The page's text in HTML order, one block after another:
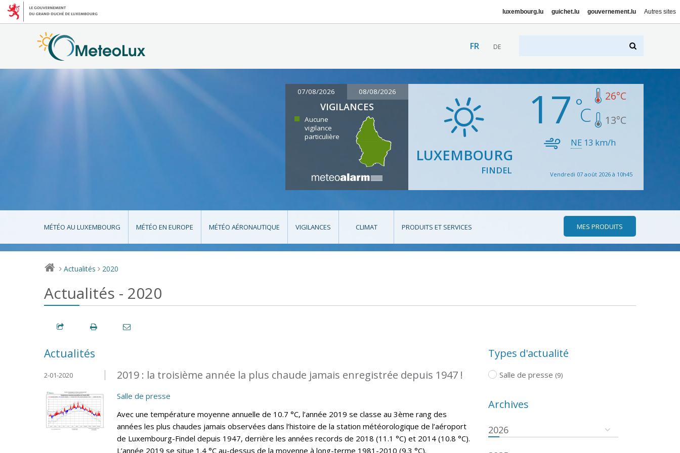
luxembourg.lu guichet.lu gouvernement.lu Autres sites
FR DE
07/08/2026 08/08/2026
VIGILANCES
Aucune
vigilance
particulière
LUXEMBOURG
FINDEL
17 26°C
13°C
NE 13 km/h
Vendredi 07 août 2026 à 10h45
MÉTÉO AU LUXEMBOURG MÉTÉO EN EUROPE MÉTÉO AÉRONAUTIQUE VIGILANCES CLIMAT PRODUITS ET SERVICES MES PRODUITS
> Actualités > 2020
Actualités - 2020
Actualités
2019 : la troisième année la plus chaude jamais enregistrée depuis 1947 !
2-01-2020
Salle de presse
Avec une température moyenne annuelle de 10.7 °C, l’année 2019 se classe au 3ème rang des
années les plus chaudes jamais observées dans l’histoire de la station météorologique de l’aéroport
de Luxembourg-Findel depuis 1947, derrière les années records de 2018 (11.1 °C) et 2014 (10.8 °C).
L’année 2019 se situe 1.4 °C au-dessus de la moyenne à long-terme 1981-2010 (9.3 °C).
Types d'actualité
Salle de presse (9)
Archives
2026